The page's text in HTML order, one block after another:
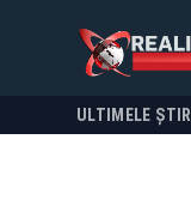
ULTIMELE ȘTIRI